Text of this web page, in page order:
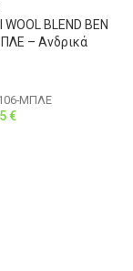
BLEND BEN
– Ανδρικά
ΜΠΛΕ
€